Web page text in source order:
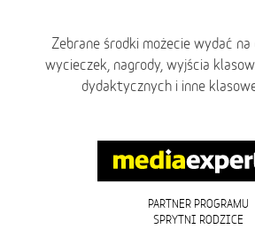
Zebrane środki możecie wydać
wycieczek, nagrody, wyjścia
dydaktycznych i inne
PARTNER PROGRAMU
SPRYTNI RODZICE